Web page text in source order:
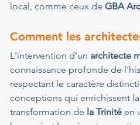
local, comme ceux de GBA
Comment les
L'intervention d'un architecte
connaissance profonde de
respectant le caractère
conceptions qui enrichissent
transformation de la Trinité en